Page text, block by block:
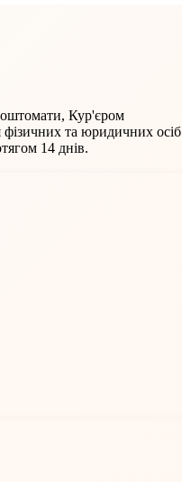
Кур'єром
фізичних та юридичних осіб
14 днів.